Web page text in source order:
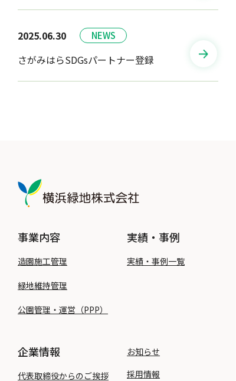
2025.06.30
さがみはらSDGsパートナー登録
事業内容
造園施工管理
緑地維持管理
公園管理・運営（PPP）
実績・事例
実績・事例一覧
企業情報
代表取締役からのご挨拶
お知らせ
採用情報